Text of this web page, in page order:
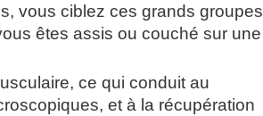
vous ciblez ces grands groupes
êtes assis ou couché sur une
ce qui conduit au
et à la récupération